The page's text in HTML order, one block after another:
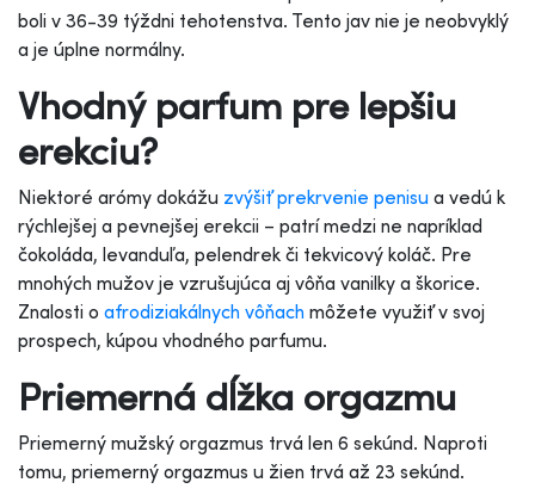
boli v 36-39 týždni tehotenstva. Tento jav nie je neobvyklý
a je úplne normálny.
Vhodný parfum pre lepšiu
erekciu?
Niektoré arómy dokážu zvýšiť prekrvenie penisu a vedú k
rýchlejšej a pevnejšej erekcii – patrí medzi ne napríklad
čokoláda, levanduľa, pelendrek či tekvicový koláč. Pre
mnohých mužov je vzrušujúca aj vôňa vanilky a škorice.
Znalosti o afrodiziakálnych vôňach môžete využiť v svoj
prospech, kúpou vhodného parfumu.
Priemerná dĺžka orgazmu
Priemerný mužský orgazmus trvá len 6 sekúnd. Naproti
tomu, priemerný orgazmus u žien trvá až 23 sekúnd.